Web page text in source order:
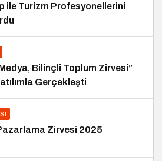
ile Turizm Profesyonellerini
Bilinçli Toplum Zirvesi”
Gerçekleşti
Zirvesi 2025